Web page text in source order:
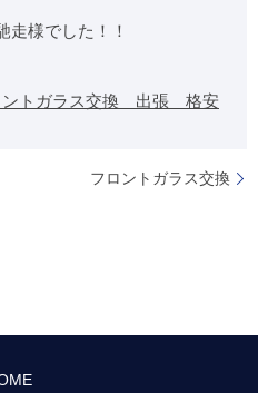
走様でした！！
トガラス交換 出張 格安
フロントガラス交換